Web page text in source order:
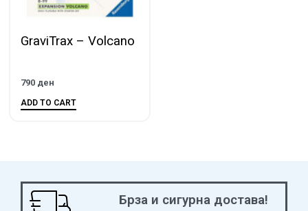
GraviTrax – Volcano
790 ден
ADD TO CART
Брза и сигурна достава!